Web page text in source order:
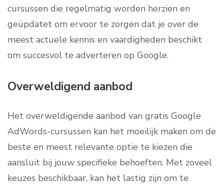
cursussen die regelmatig worden herzien en
geüpdatet om ervoor te zorgen dat je over de
meest actuele kennis en vaardigheden beschikt
om succesvol te adverteren op Google.
Overweldigend aanbod
Het overweldigende aanbod van gratis Google
AdWords-cursussen kan het moeilijk maken om de
beste en meest relevante optie te kiezen die
aansluit bij jouw specifieke behoeften. Met zoveel
keuzes beschikbaar, kan het lastig zijn om te